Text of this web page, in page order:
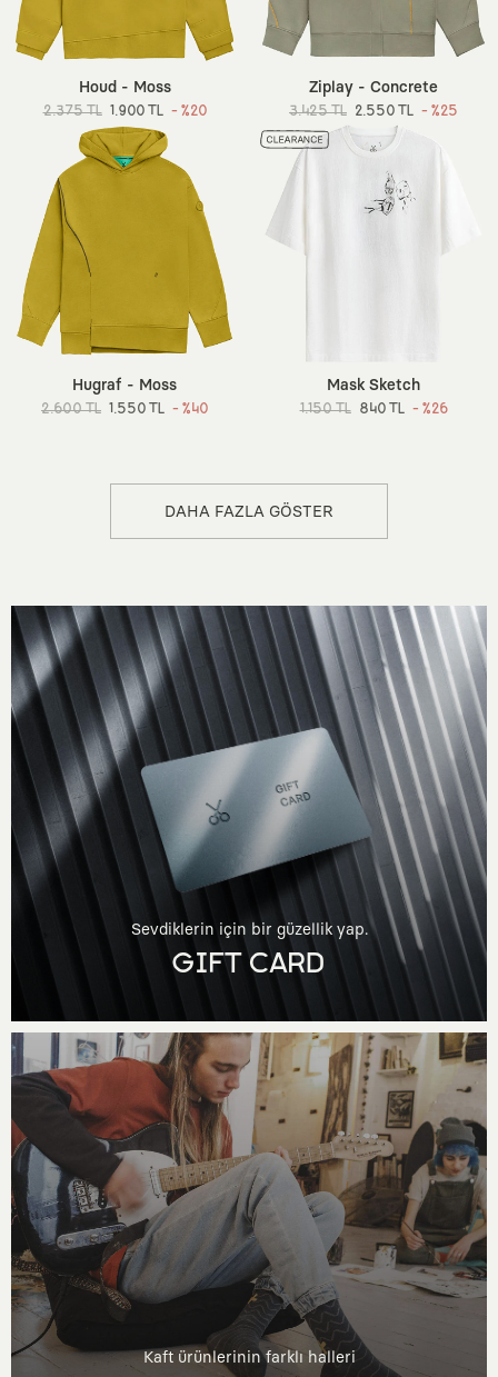
Houd - Moss
2.375 TL 1.900 TL - %20
Ziplay - Concrete
3.425 TL 2.550 TL - %25
Hugraf - Moss
2.600 TL 1.550 TL - %40
Mask Sketch
1.150 TL 840 TL - %26
DAHA FAZLA GÖSTER
Sevdiklerin için bir güzellik yap.
GIFT CARD
Kaft ürünlerinin farklı halleri